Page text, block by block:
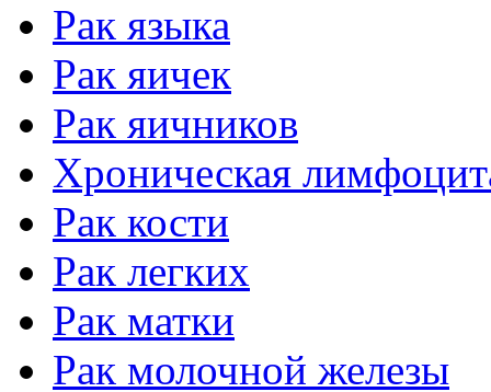
Рак языка
Рак яичек
Рак яичников
Хроническая
Рак кости
Рак легких
Рак матки
Рак молочной железы